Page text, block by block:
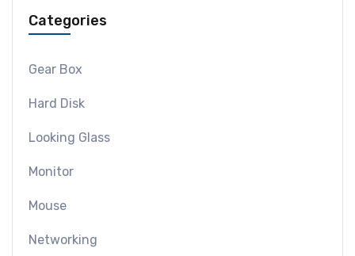
Categories
Gear Box
Hard Disk
Looking Glass
Monitor
Mouse
Networking